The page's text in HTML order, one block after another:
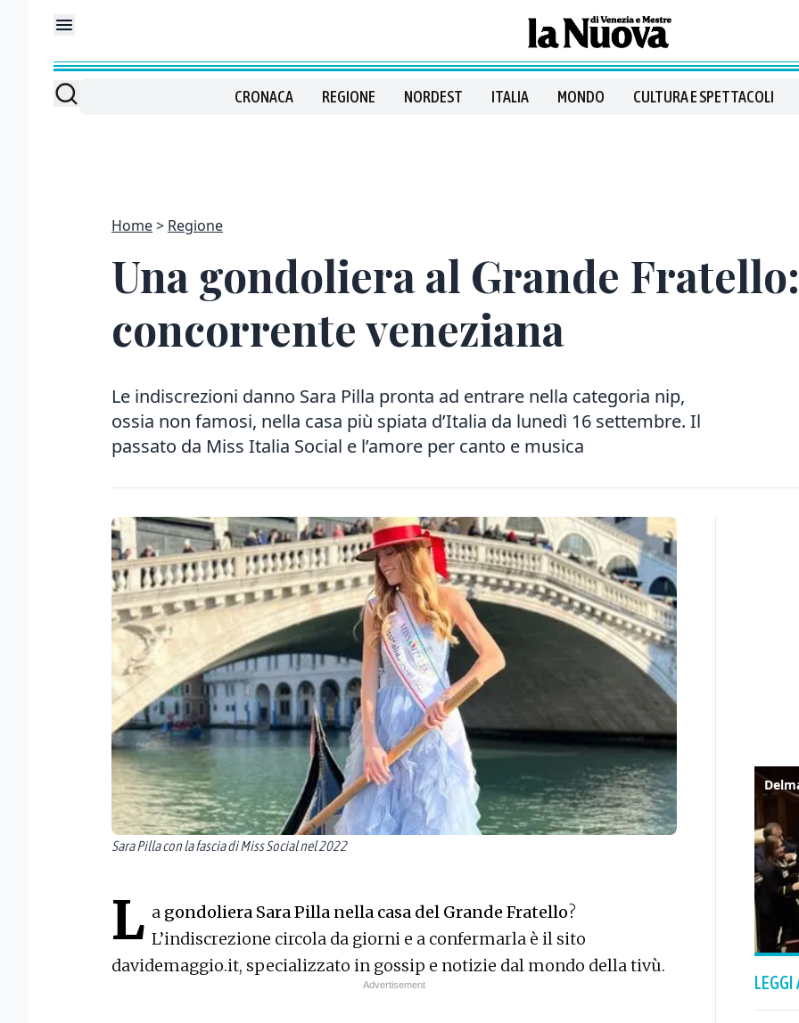
CRONACA REGIONE NORDEST ITALIA MONDO CULTURA E SPETTACOLI
Home Regione
Una gondoliera al Grande
concorrente veneziana
Le indiscrezioni danno Sara Pilla pronta ad entrare nella categoria nip,
ossia non famosi, nella casa più spiata d’Italia da lunedì 16 settembre. Il
passato da Miss Italia Social e l’amore per canto e musica
Sara Pilla con la fascia di Miss Social nel 2022
L a gondoliera Sara Pilla nella casa del Grande Fratello?
L’indiscrezione circola da giorni e a confermarla è il sito
davidemaggio.it, specializzato in gossip e notizie dal mondo della tivù.
LEGGI